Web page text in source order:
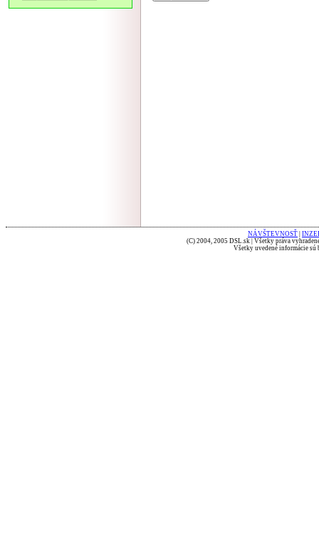
NÁVŠTEVNOSŤ
(C) 2004, 2005 DSL.sk | Všetky práva
Všetky uvedené informácie sú